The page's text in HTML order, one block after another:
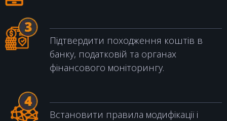
Підтвердити походження коштів в
банку, податковій та органах
фінансового моніторингу.
Встановити правила модифікації і